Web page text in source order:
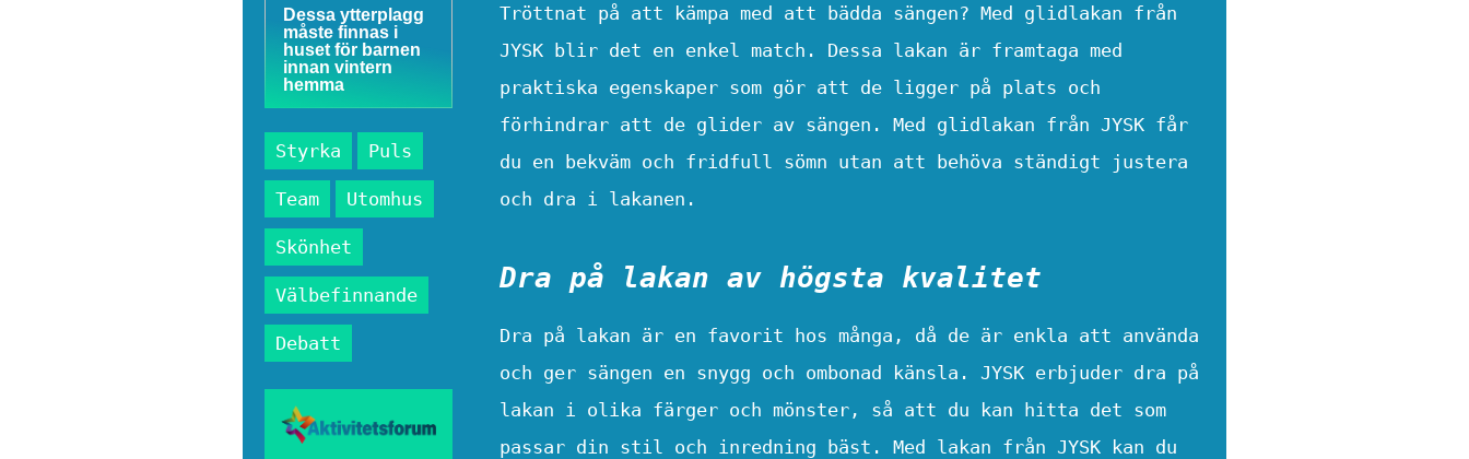
Tröttnat på att kämpa med att bädda sängen? Med glidlakan från
JYSK blir det en enkel match. Dessa lakan är framtaga med
praktiska egenskaper som gör att de ligger på plats och
förhindrar att de glider av sängen. Med glidlakan från JYSK får
du en bekväm och fridfull sömn utan att behöva ständigt justera
och dra i lakanen.
Dra på lakan av högsta kvalitet
Dra på lakan är en favorit hos många, då de är enkla att använda
och ger sängen en snygg och ombonad känsla. JYSK erbjuder dra på
lakan i olika färger och mönster, så att du kan hitta det som
passar din stil och inredning bäst. Med lakan från JYSK kan du
Dessa ytterplagg
måste finnas i
huset för barnen
innan vintern
hemma
Styrka Puls
Team Utomhus
Skönhet
Välbefinnande
Debatt